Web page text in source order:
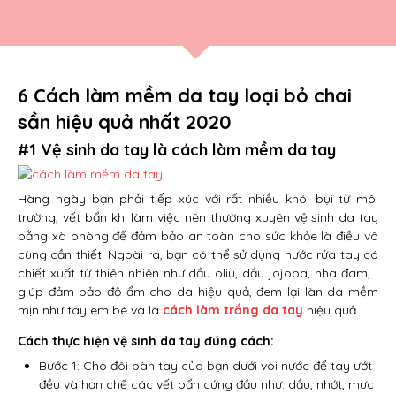
6 Cách làm mềm da tay loại bỏ chai
sần hiệu quả nhất 2020
#1 Vệ sinh da tay là cách làm mềm da tay
Hàng ngày bạn phải tiếp xúc với rất nhiều khói bụi từ môi
trường, vết bẩn khi làm việc nên thường xuyên vệ sinh da tay
bằng xà phòng để đảm bảo an toàn cho sức khỏe là điều vô
cùng cần thiết. Ngoài ra, bạn có thể sử dụng nước rửa tay có
chiết xuất từ thiên nhiên như dầu oliu, dầu jojoba, nha đam,…
giúp đảm bảo độ ẩm cho da hiệu quả, đem lại làn da mềm
mịn như tay em bé và là cách làm trắng da tay hiệu quả.
Cách thực hiện vệ sinh da tay đúng cách:
Bước 1: Cho đôi bàn tay của bạn dưới vòi nước để tay ướt
đều và hạn chế các vết bẩn cứng đầu như: dầu, nhớt, mực